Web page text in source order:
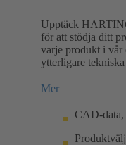
Upptäck
för att stödja ditt
varje produkt i vår
ytterligare
Mer
CAD-data,